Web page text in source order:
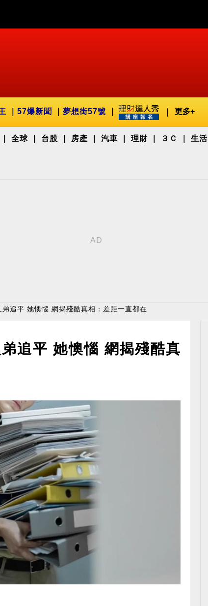
57爆新聞 夢想街57號 更多+
全球 台股 房產 汽車 理財 ３Ｃ 生活
追平 她懊惱 網揭殘酷真相：差距一直都在
追平 她懊惱 網揭殘酷真